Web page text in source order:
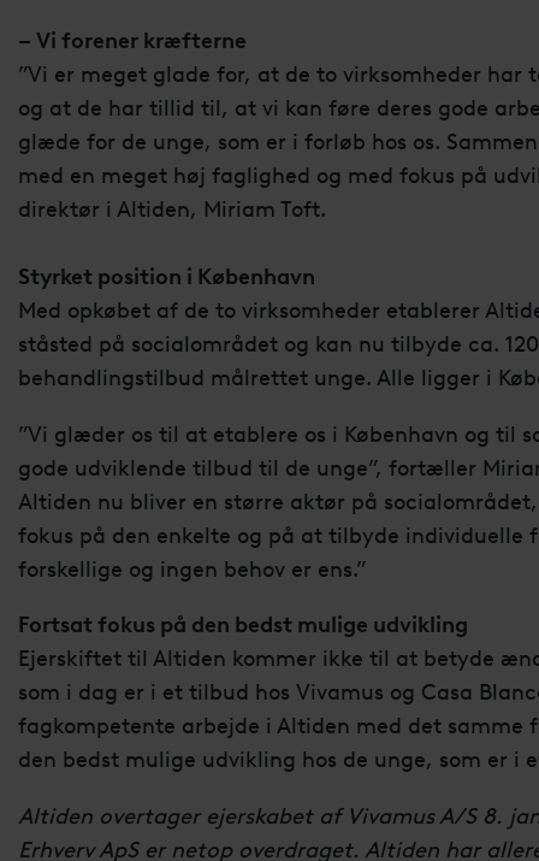
– Vi forener kræfterne
”Vi er meget glade for, at de to virksomheder
og at de har tillid til, at vi kan føre deres gode
glæde for de unge, som er i forløb hos os.
med en meget høj faglighed og med fokus på
direktør i Altiden, Miriam Toft.
Styrket position i København
Med opkøbet af de to virksomheder etablerer
ståsted på socialområdet og kan nu tilbyde ca.
behandlingstilbud målrettet unge. Alle ligger i
”Vi glæder os til at etablere os i København og til
gode udviklende tilbud til de unge”, fortæller
Altiden nu bliver en større aktør på
fokus på den enkelte og på at tilbyde individuelle
forskellige og ingen behov er ens.”
Fortsat fokus på den bedst mulige udvikling
Ejerskiftet til Altiden kommer ikke til at betyde
som i dag er i et tilbud hos Vivamus og Casa
fagkompetente arbejde i Altiden med det samme
den bedst mulige udvikling hos de unge, som er i
Altiden overtager ejerskabet af Vivamus A/S 8.
Erhverv ApS er netop overdraget. Altiden har